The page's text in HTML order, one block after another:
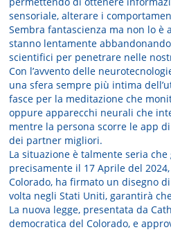
sensoriale, alterare i
Sembra fantascienza ma non lo è
stanno lentamente
scientifici per penetrare nelle
Con l’avvento delle
una sfera sempre più intima
fasce per la meditazione che
oppure apparecchi neurali che
mentre la persona scorre le app
dei partner migliori.
La situazione è talmente seria
precisamente il 17 Aprile del
Colorado, ha firmato un disegno
volta negli Stati Uniti, garantirà
La nuova legge, presentata da
democratica del Colorado, e